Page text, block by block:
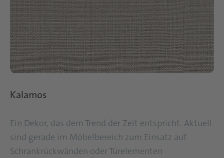
Kalamos
Ein Dekor, das dem Trend der Zeit entspricht. Aktuell
sind gerade im Möbelbereich zum Einsatz auf
Schrankrückwänden oder Türelementen